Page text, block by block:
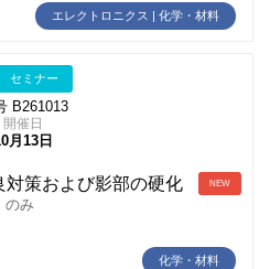
エレクトロニクス | 化学・材料
セミナー
B261013
開催日
月13日
策および影部の硬化 NEW
のみ
化学・材料